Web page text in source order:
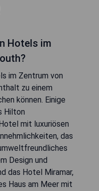
Hotels im
im Zentrum von
zu einem
können. Einige
Hilton
mit luxuriösen
das
Design und
das Hotel Miramar,
Haus am Meer mit